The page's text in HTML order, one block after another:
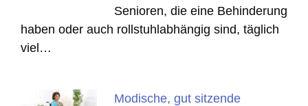
Senioren, die eine Behinderung
haben oder auch rollstuhlabhängig sind, täglich
viel…
Modische, gut sitzende